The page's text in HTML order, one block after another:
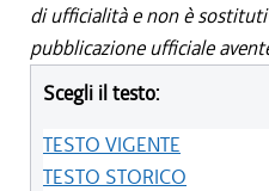
di ufficialità e non è
pubblicazione ufficiale
Scegli il testo:
TESTO VIGENTE
TESTO STORICO